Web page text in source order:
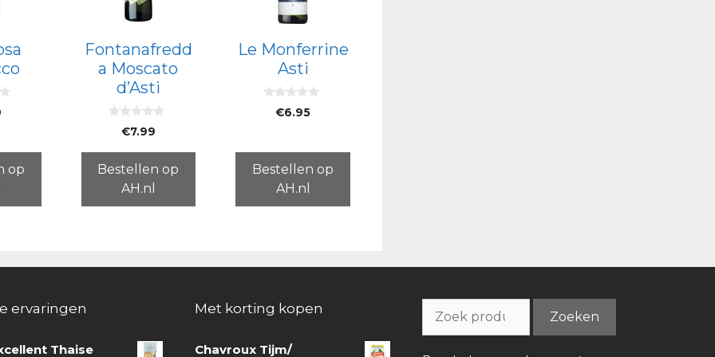
op
Fontanafredd
a Moscato
d’Asti
5
€7.99
Bestellen op
AH.nl
Le Monferrine
Asti
€6.95
Bestellen op
AH.nl
ervaringen
Thaise
Met korting kopen
Chavroux Tijm/
naar:
Zoeken